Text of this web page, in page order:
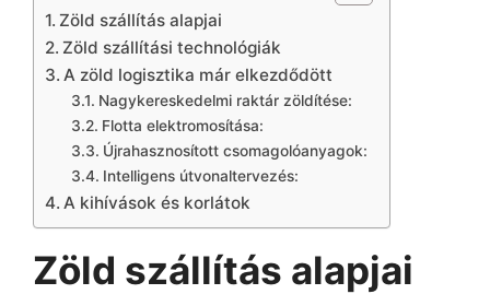
Zöld szállítás alapjai
Zöld szállítási technológiák
A zöld logisztika már elkezdődött
Nagykereskedelmi raktár zöldítése:
Flotta elektromosítása:
Újrahasznosított csomagolóanyagok:
Intelligens útvonaltervezés:
A kihívások és korlátok
Zöld szállítás alapjai